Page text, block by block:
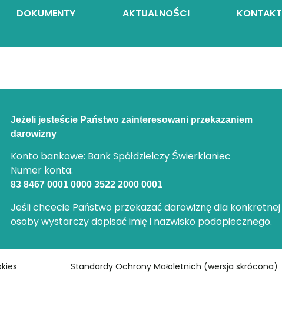
DOKUMENTY AKTUALNOŚCI KONTAKT
Jeżeli jesteście Państwo zainteresowani przekazaniem
darowizny
Konto bankowe: Bank Spółdzielczy Świerklaniec
Numer konta:
83 8467 0001 0000 3522 2000 0001
Jeśli chcecie Państwo przekazać darowiznę dla konkretnej
osoby wystarczy dopisać imię i nazwisko podopiecznego.
Standardy Ochrony Małoletnich (wersja skrócona)